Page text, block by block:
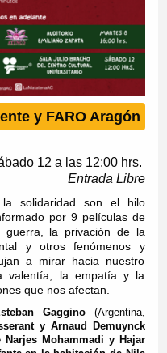
y FARO Aragón
12 a las 12:00 hrs.
Entrada Libre
solidaridad son el hilo
por 9 películas de
la privación de la
y otros fenómenos y
a mirar hacia nuestro
valentía, la empatía y la
que nos afectan.
Gaggino (Argentina,
y Arnaud Demuynck
Narjes Mohammadi y Hajar